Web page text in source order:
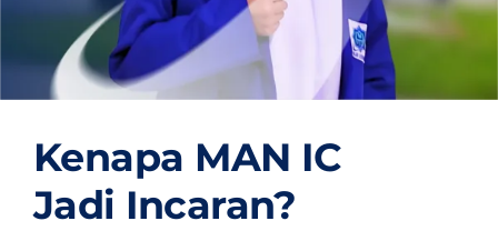
CONTACT US
Kenapa MAN IC
Jadi Incaran?